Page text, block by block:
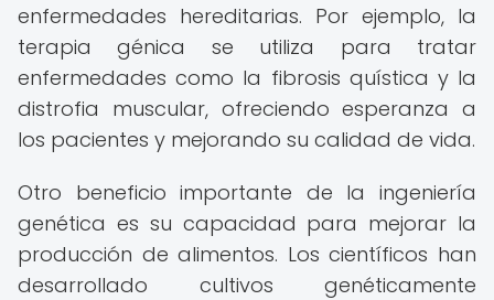
enfermedades hereditarias. Por ejemplo, la
terapia génica se utiliza para tratar
enfermedades como la fibrosis quística y la
distrofia muscular, ofreciendo esperanza a
los pacientes y mejorando su calidad de vida.
Otro beneficio importante de la ingeniería
genética es su capacidad para mejorar la
producción de alimentos. Los científicos han
desarrollado cultivos genéticamente